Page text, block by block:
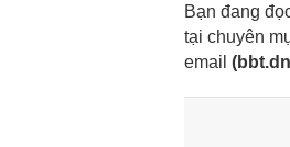
Bạn đang
tại chuyên
email (